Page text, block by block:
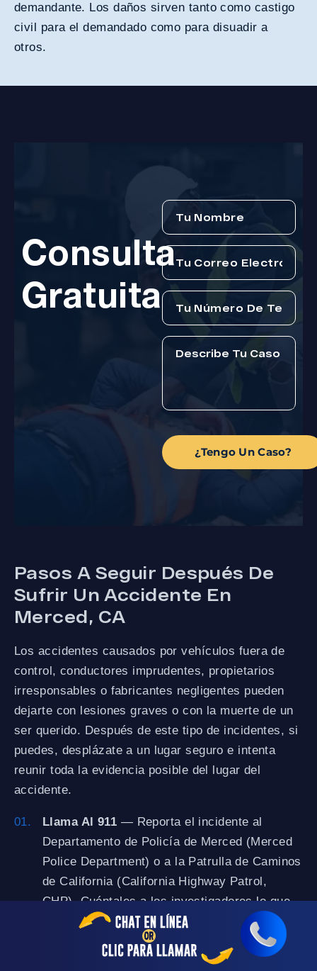
demandante. Los daños sirven tanto como castigo
civil para el demandado como para disuadir a
otros.
Consulta
Gratuita
¿Tengo Un Caso?
Pasos A Seguir Después De
Sufrir Un Accidente En
Merced, CA
Los accidentes causados por vehículos fuera de
control, conductores imprudentes, propietarios
irresponsables o fabricantes negligentes pueden
dejarte con lesiones graves o con la muerte de un
ser querido. Después de este tipo de incidentes, si
puedes, desplázate a un lugar seguro e intenta
reunir toda la evidencia posible del lugar del
accidente.
Llama Al 911 — Reporta el incidente al
Departamento de Policía de Merced (Merced
Police Department) o a la Patrulla de Caminos
de California (California Highway Patrol,
CHP). Cuéntales a los investigadores lo que
pasó, pero evita hacer suposiciones. No pidas
perdón ni admitas tu culpa, ya que eso podría
usarse en tu contra.